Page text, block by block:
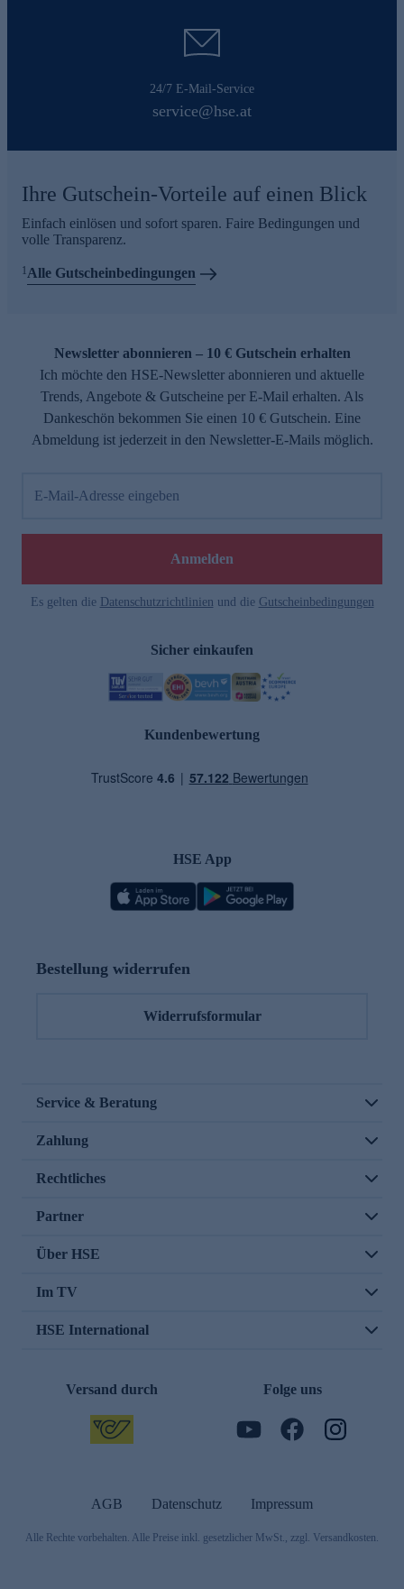
24/7 E-Mail-Service
service@hse.at
Ihre Gutschein-Vorteile auf einen Blick
Einfach einlösen und sofort sparen. Faire Bedingungen und
volle Transparenz.
1 Alle Gutscheinbedingungen
Newsletter abonnieren – 10 € Gutschein erhalten
Ich möchte den HSE-Newsletter abonnieren und aktuelle
Trends, Angebote & Gutscheine per E-Mail erhalten. Als
Dankeschön bekommen Sie einen 10 € Gutschein. Eine
Abmeldung ist jederzeit in den Newsletter-E-Mails möglich.
E-Mail-Adresse eingeben
Anmelden
Es gelten die Datenschutzrichtlinien und die Gutscheinbedingungen
Sicher einkaufen
Kundenbewertung
HSE App
Bestellung widerrufen
Widerrufsformular
Service & Beratung
Zahlung
Rechtliches
Partner
Über HSE
Im TV
HSE International
Versand durch Folge uns
AGB Datenschutz Impressum
Alle Rechte vorbehalten. Alle Preise inkl. gesetzlicher MwSt., zzgl. Versandkosten.